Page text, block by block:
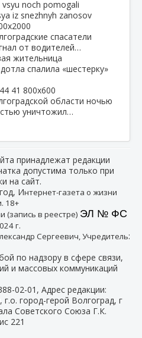
спасатели
от водителей…
жительница
спалила «шестерку»
области ночью
уничтожил…
принадлежат редакции
допустима только при
на сайт.
Интернет-газета о жизни
18+
(запись в реестре) ЭЛ № ФС
г.
Сергеевич, Учредитель:
по надзору в сфере связи,
и массовых коммуникаций
02-01 , Адрес редакции:
город-герой Волгоград, г
Советского Союза Г.К.
221